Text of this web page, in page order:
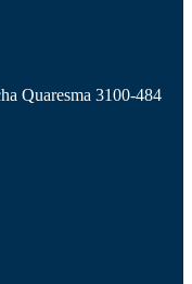
Quaresma 3100-484